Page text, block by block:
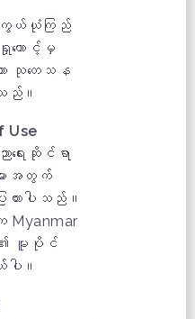
းကွယ်ယုံကြည်
ထောင့်မှ
ော သုတေသန
ည်။
Use
ေးဆိုင်ရာ
းအတွက်
ားပါသည်။
၏ မူပိုင်
ါ။